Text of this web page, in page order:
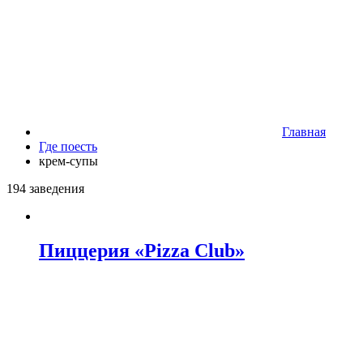
Главная
Где поесть
крем-супы
194 заведения
Пиццерия «Pizza Club»